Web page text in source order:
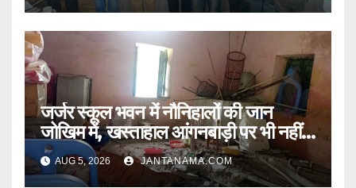
जर्जर स्कूल भवन में नौनिहालों की जान
जोखिम में, खस्ताहाल आंगनबाड़ी पर भी नहीं
जागा प्रशासन
AUG 5, 2026 JANTANAMA.COM